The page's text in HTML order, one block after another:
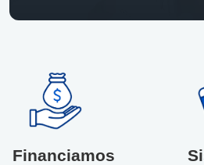
Financiamos